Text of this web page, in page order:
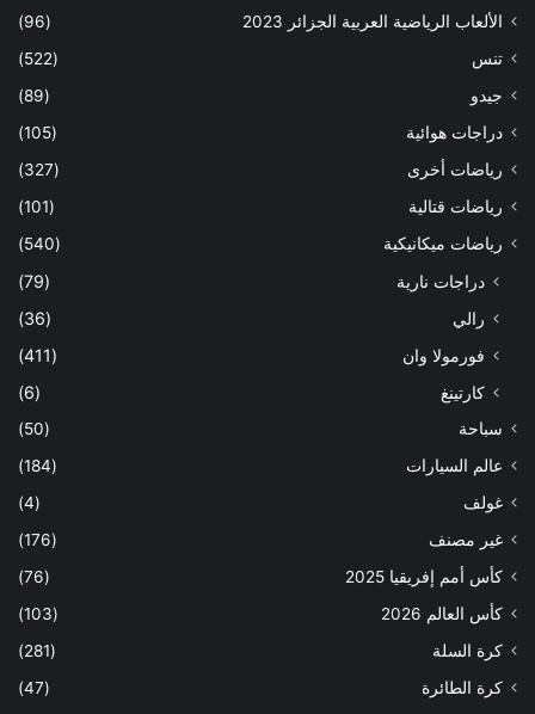
الألعاب الرياضية العربية الجزائر 2023
(96)
تنس
(522)
جيدو
(89)
دراجات هوائية
(105)
رياضات أخرى
(327)
رياضات قتالية
(101)
رياضات ميكانيكية
(540)
دراجات نارية
(79)
رالي
(36)
فورمولا وان
(411)
كارتينغ
(6)
سباحة
(50)
عالم السيارات
(184)
غولف
(4)
غير مصنف
(176)
كأس أمم إفريقيا 2025
(76)
كأس العالم 2026
(103)
كرة السلة
(281)
كرة الطائرة
(47)